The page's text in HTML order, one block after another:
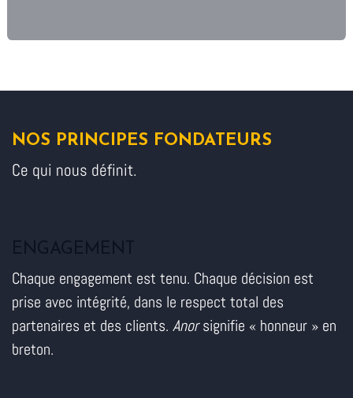
NOS PRINCIPES FONDATEURS
Ce qui nous définit.
Chaque engagement est tenu. Chaque décision est
prise avec intégrité, dans le respect total des
partenaires et des clients. Anorsignifie « honneur » en
breton.